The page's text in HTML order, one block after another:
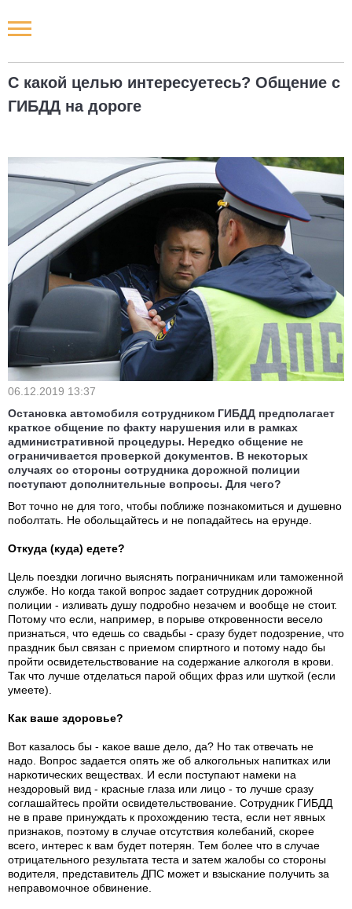
С какой целью интересуетесь? Общение с
ГИБДД на дороге
06.12.2019 13:37
Остановка автомобиля сотрудником ГИБДД предполагает
краткое общение по факту нарушения или в рамках
административной процедуры. Нередко общение не
ограничивается проверкой документов. В некоторых
случаях со стороны сотрудника дорожной полиции
поступают дополнительные вопросы. Для чего?
Вот точно не для того, чтобы поближе познакомиться и душевно
поболтать. Не обольщайтесь и не попадайтесь на ерунде.
Откуда (куда) едете?
Цель поездки логично выяснять пограничникам или таможенной
службе. Но когда такой вопрос задает сотрудник дорожной
полиции - изливать душу подробно незачем и вообще не стоит.
Потому что если, например, в порыве откровенности весело
признаться, что едешь со свадьбы - сразу будет подозрение, что
праздник был связан с приемом спиртного и потому надо бы
пройти освидетельствование на содержание алкоголя в крови.
Так что лучше отделаться парой общих фраз или шуткой (если
умеете).
Как ваше здоровье?
Вот казалось бы - какое ваше дело, да? Но так отвечать не
надо. Вопрос задается опять же об алкогольных напитках или
наркотических веществах. И если поступают намеки на
нездоровый вид - красные глаза или лицо - то лучше сразу
соглашайтесь пройти освидетельствование. Сотрудник ГИБДД
не в праве принуждать к прохождению теста, если нет явных
признаков, поэтому в случае отсутствия колебаний, скорее
всего, интерес к вам будет потерян. Тем более что в случае
отрицательного результата теста и затем жалобы со стороны
водителя, представитель ДПС может и взыскание получить за
неправомочное обвинение.
Новости РФ
Городские новости
Наши мероприятия
Статьи